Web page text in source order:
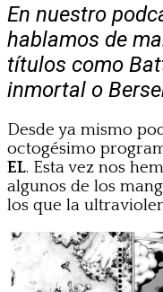
En nuestro
hablamos de
títulos como
inmortal o
Desde ya mismo
octogésimo
EL. Esta vez nos
algunos de los
los que la